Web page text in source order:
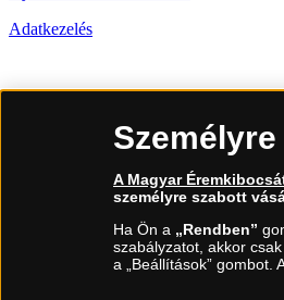
Adatkezelés
(díjmentesen hívható hétfőtől
A Magyar
személyre szabott
Ha Ön a „Rendben”
szabályzatot, akkor
a „Beállítások” gombot.